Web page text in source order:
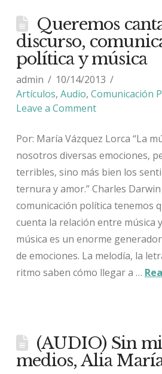
Queremos
discurso,
política y música
admin
10/14/2013
Artículos, Audio, Comunicación
Leave a Comment
Por: María Vázquez Lorca “La
nosotros diversas emociones,
terribles, sino más bien los
ternura y amor.” Charles
comunicación política tenemos
cuenta la relación entre música
música es un enorme
de emociones. La melodía, la
ritmo saben cómo llegar a …
(AUDIO) Sin
medios, Alia